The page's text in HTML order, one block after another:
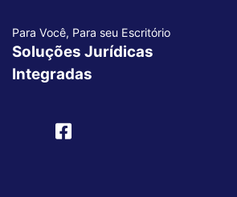
Para Você, Para seu Escritório
Soluções Jurídicas
Integradas